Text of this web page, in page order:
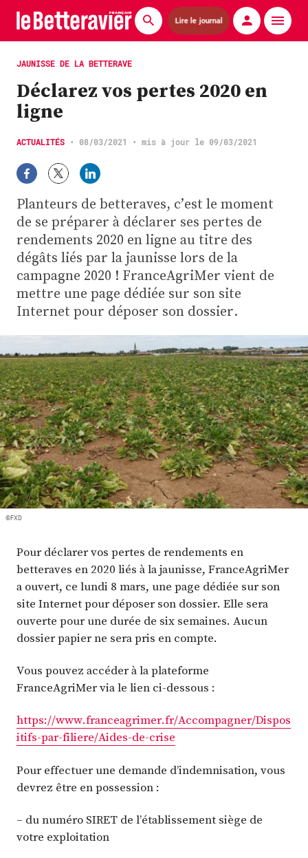
Lire le journal
Actualités
Économie
Agronomie
Matériels
La technique ITB
Pommes de terre
Guides pratiques
Chasse
Plus
Abonnez-vous
JAUNISSE DE LA BETTERAVE
Déclarez vos pertes 2020 en
ligne
ACTUALITÉS • 08/03/2021 • mis à jour le 09/03/2021
Planteurs de betteraves, c’est le moment
de se préparer à déclarer ses pertes de
rendements 2020 en ligne au titre des
dégâts liés par la jaunisse lors de la
campagne 2020 ! FranceAgriMer vient de
mettre une page dédiée sur son site
Internet pour déposer son dossier.
©FXD
Pour déclarer vos pertes de rendements en
betteraves en 2020 liés à la jaunisse, FranceAgriMer
a ouvert, ce lundi 8 mars, une page dédiée sur son
site Internet pour déposer son dossier. Elle sera
ouverte pour une durée de six semaines. Aucun
dossier papier ne sera pris en compte.
Vous pouvez accéder à la plateforme
FranceAgriMer via le lien ci-dessous :
https://www.franceagrimer.fr/Accompagner/Dispos
itifs-par-filiere/Aides-de-crise
Pour effectuer une demande d’indemnisation, vous
devrez être en possession :
– du numéro SIRET de l’établissement siège de
votre exploitation